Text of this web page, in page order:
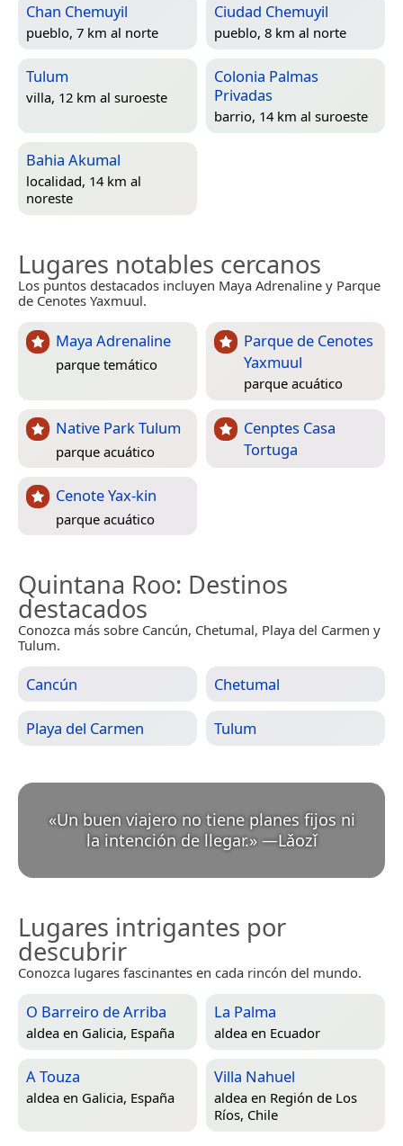
Chan Chemuyil
pueblo, 7 km al norte
Ciudad Chemuyil
pueblo, 8 km al norte
Tulum
villa, 12 km al suroeste
Colonia Palmas
Privadas
barrio, 14 km al suroeste
Bahia Akumal
localidad, 14 km al
noreste
Lugares notables cercanos
Los puntos destacados incluyen Maya Adrenaline y Parque
de Cenotes Yaxmuul.
Maya Adrenaline
parque temático
Parque de Cenotes
Yaxmuul
parque acuático
Native Park Tulum
parque acuático
Cenptes Casa
Tortuga
Cenote Yax-kin
parque acuático
Quintana Roo: Destinos
destacados
Conozca más sobre Cancún, Chetumal, Playa del Carmen y
Tulum.
Cancún Chetumal
Playa del Carmen Tulum
«Un buen viajero no tiene planes fijos ni
la intención de llegar.» —Lǎozǐ
Lugares intrigantes por
descubrir
Conozca lugares fascinantes en cada rincón del mundo.
O Barreiro de Arriba
aldea en Galicia, España
La Palma
aldea en Ecuador
A Touza
aldea en Galicia, España
Villa Nahuel
aldea en Región de Los
Ríos, Chile